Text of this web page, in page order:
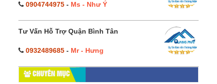
0904744975 - Ms - Như Ý
Tư Vấn Hỗ Trợ Quận Bình Tân
0932489685 - Mr - Hưng
CHUYÊN MỤC